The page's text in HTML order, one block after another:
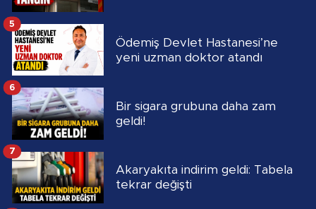
Ödemiş Devlet Hastanesi’ne
yeni uzman doktor atandı
5
Bir sigara grubuna daha zam
geldi!
6
Akaryakıta indirim geldi: Tabela
tekrar değişti
7